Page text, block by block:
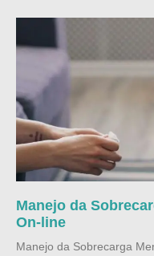
Manejo da
On-line
Manejo da Sobrecarga